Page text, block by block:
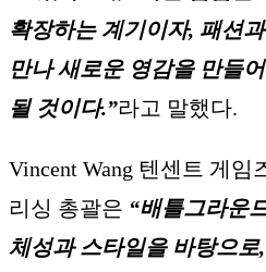
확장하는 계기이자, 패션
만나 새로운 영감을 만들
될 것이다.”라고 말했다.
Vincent Wang 텐센트 게임
리싱 총괄은 “배틀그라운
체성과 스타일을 바탕으